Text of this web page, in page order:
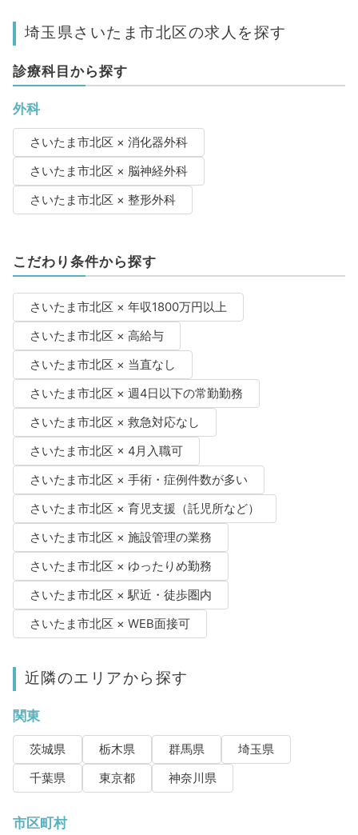
埼玉県さいたま市北区の求人を探す
診療科目から探す
外科
さいたま市北区 × 消化器外科
さいたま市北区 × 脳神経外科
さいたま市北区 × 整形外科
こだわり条件から探す
さいたま市北区 × 年収1800万円以上
さいたま市北区 × 高給与
さいたま市北区 × 当直なし
さいたま市北区 × 週4日以下の常勤勤務
さいたま市北区 × 救急対応なし
さいたま市北区 × 4月入職可
さいたま市北区 × 手術・症例件数が多い
さいたま市北区 × 育児支援（託児所など）
さいたま市北区 × 施設管理の業務
さいたま市北区 × ゆったりめ勤務
さいたま市北区 × 駅近・徒歩圏内
さいたま市北区 × WEB面接可
近隣のエリアから探す
関東
茨城県 栃木県 群馬県
埼玉県
千葉県
東京都 神奈川県
市区町村